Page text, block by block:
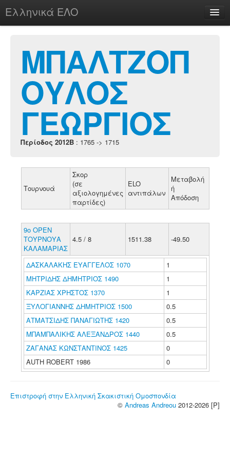
Ελληνικά ΕΛΟ
chesstu.be @ discord
Login
ΜΠΑΛΤΖΟΠ
ΟΥΛΟΣ
ΓΕΩΡΓΙΟΣ
Περίοδος 2012B : 1765 -> 1715
Τουρνουά
Σκορ
(σε
αξιολογημένες
παρτίδες)
ELO
αντιπάλων
Μεταβολή
ή
Απόδοση
9ο ΟΡΕΝ
ΤΟΥΡΝΟΥΑ
ΚΑΛΑΜΑΡΙΑΣ
4.5 / 8 1511.38 -49.50
ΔΑΣΚΑΛΑΚΗΣ ΕΥΑΓΓΕΛΟΣ 1070
1
ΜΗΤΡΙΔΗΣ ΔΗΜΗΤΡΙΟΣ 1490
1
ΚΑΡΖΙΑΣ ΧΡΗΣΤΟΣ 1370
1
ΞΥΛΟΓΙΑΝΝΗΣ ΔΗΜΗΤΡΙΟΣ 1500
0.5
ΑΤΜΑΤΣΙΔΗΣ ΠΑΝΑΓΙΩΤΗΣ 1420
0.5
ΜΠΑΜΠΑΛΙΚΗΣ ΑΛΕΞΑΝΔΡΟΣ 1440
0.5
ΖΑΓΑΝΑΣ ΚΩΝΣΤΑΝΤΙΝΟΣ 1425
0
AUTH ROBERT 1986
0
Επιστροφή στην Ελληνική Σκακιστική Ομοσπονδία
© Andreas Andreou 2012-2026 [P]